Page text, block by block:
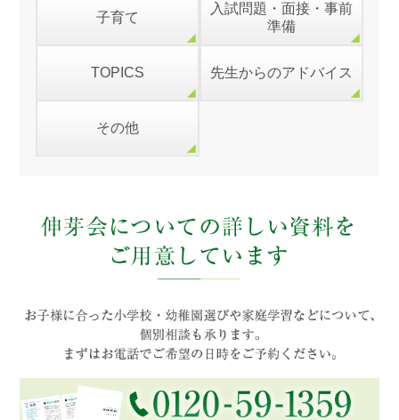
子育て
入試問題・面接・事前
準備
TOPICS 先生からのアドバイス
その他